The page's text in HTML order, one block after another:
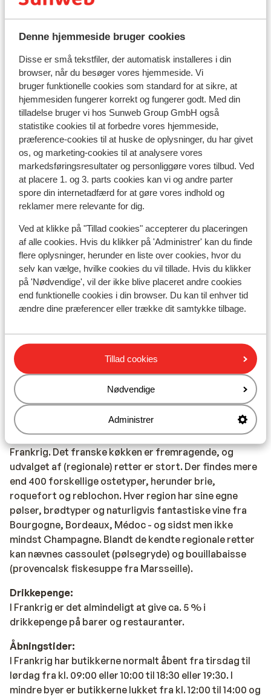
Denne hjemmeside bruger cookies
Disse er små tekstfiler, der automatisk installeres i din
browser, når du besøger vores hjemmeside. Vi
bruger funktionelle cookies som standard for at sikre, at
hjemmesiden fungerer korrekt og fungerer godt. Med din
tilladelse bruger vi hos Sunweb Group GmbH også
statistike cookies til at forbedre vores hjemmeside,
præference-cookies til at huske de oplysninger, du har givet
os, og marketing-cookies til at analysere vores
markedsføringsresultater og personliggøre vores tilbud. Ved
at placere 1. og 3. parts cookies kan vi og andre parter
spore din internetadfærd for at gøre vores indhold og
reklamer mere relevante for dig.
Ved at klikke på "Tillad cookies" accepterer du placeringen
af alle cookies. Hvis du klikker på 'Administrer' kan du finde
flere oplysninger, herunder en liste over cookies, hvor du
selv kan vælge, hvilke cookies du vil tillade. Hvis du klikker
på 'Nødvendige', vil der ikke blive placeret andre cookies
end funktionelle cookies i din browser. Du kan til enhver tid
ændre dine præferencer eller trække dit samtykke tilbage.
Tillad cookies
Nødvendige
Administrer
Alarmnummeret i Frankrig til politi, ambulance og
brandvæsen er 112.
Rejse i bil til Frankrig:
*Hastighedsgrænsen på motorveje er 130 km/t.
Hastighedsgrænsen for førere, der har haft kørekort i
mindre end 2 år, er 110 km/t.
* Der er vejafgifter på de fleste franske motorveje
* I nogle byer er det obligatorisk at have et
miljømærkat. Hvis du kører langs Paris' ringvej,
Boulevard Périphérique, skal du i mange tilfælde også
have et miljømærkat. Vignetten kan ikke fås ved
vejsiden, men kan kun bestilles online. Det franske
politi anbefaler, at du printer ansøgningsskemaet og
bekræftelsen ud og tager den med dig, hvis vignetten
ikke leveres med posten i tide. Bestillingsformularen
kan findes på dette websted: https://www.certificat-
air.gouv.fr/en/demande-ext/cgu
* I Frankrig er det obligatorisk at have følgende ting
med i bilen: Faretrekant og sikkerhedsvest med
områder i tilfælde af nedbrud eller ulykke.
(Sikkerhedsveste kan bl.a. købes hos ANWB), og når du
rejser til Frankrig, skal du også have en ildslukker med i
bilen.
Mad og drikke:
Du pain, du vin.... Mad er en meget vigtig del af livet i
Frankrig. Det franske køkken er fremragende, og
udvalget af (regionale) retter er stort. Der findes mere
end 400 forskellige ostetyper, herunder brie,
roquefort og reblochon. Hver region har sine egne
pølser, brødtyper og naturligvis fantastiske vine fra
Bourgogne, Bordeaux, Médoc - og sidst men ikke
mindst Champagne. Blandt de kendte regionale retter
kan nævnes cassoulet (pølsegryde) og bouillabaisse
(provencalsk fiskesuppe fra Marsseille).
Drikkepenge:
I Frankrig er det almindeligt at give ca. 5 % i
drikkepenge på barer og restauranter.
Åbningstider:
I Frankrig har butikkerne normalt åbent fra tirsdag til
lørdag fra kl. 09:00 eller 10:00 til 18:30 eller 19:30. I
mindre byer er butikkerne lukket fra kl. 12:00 til 14:00 og